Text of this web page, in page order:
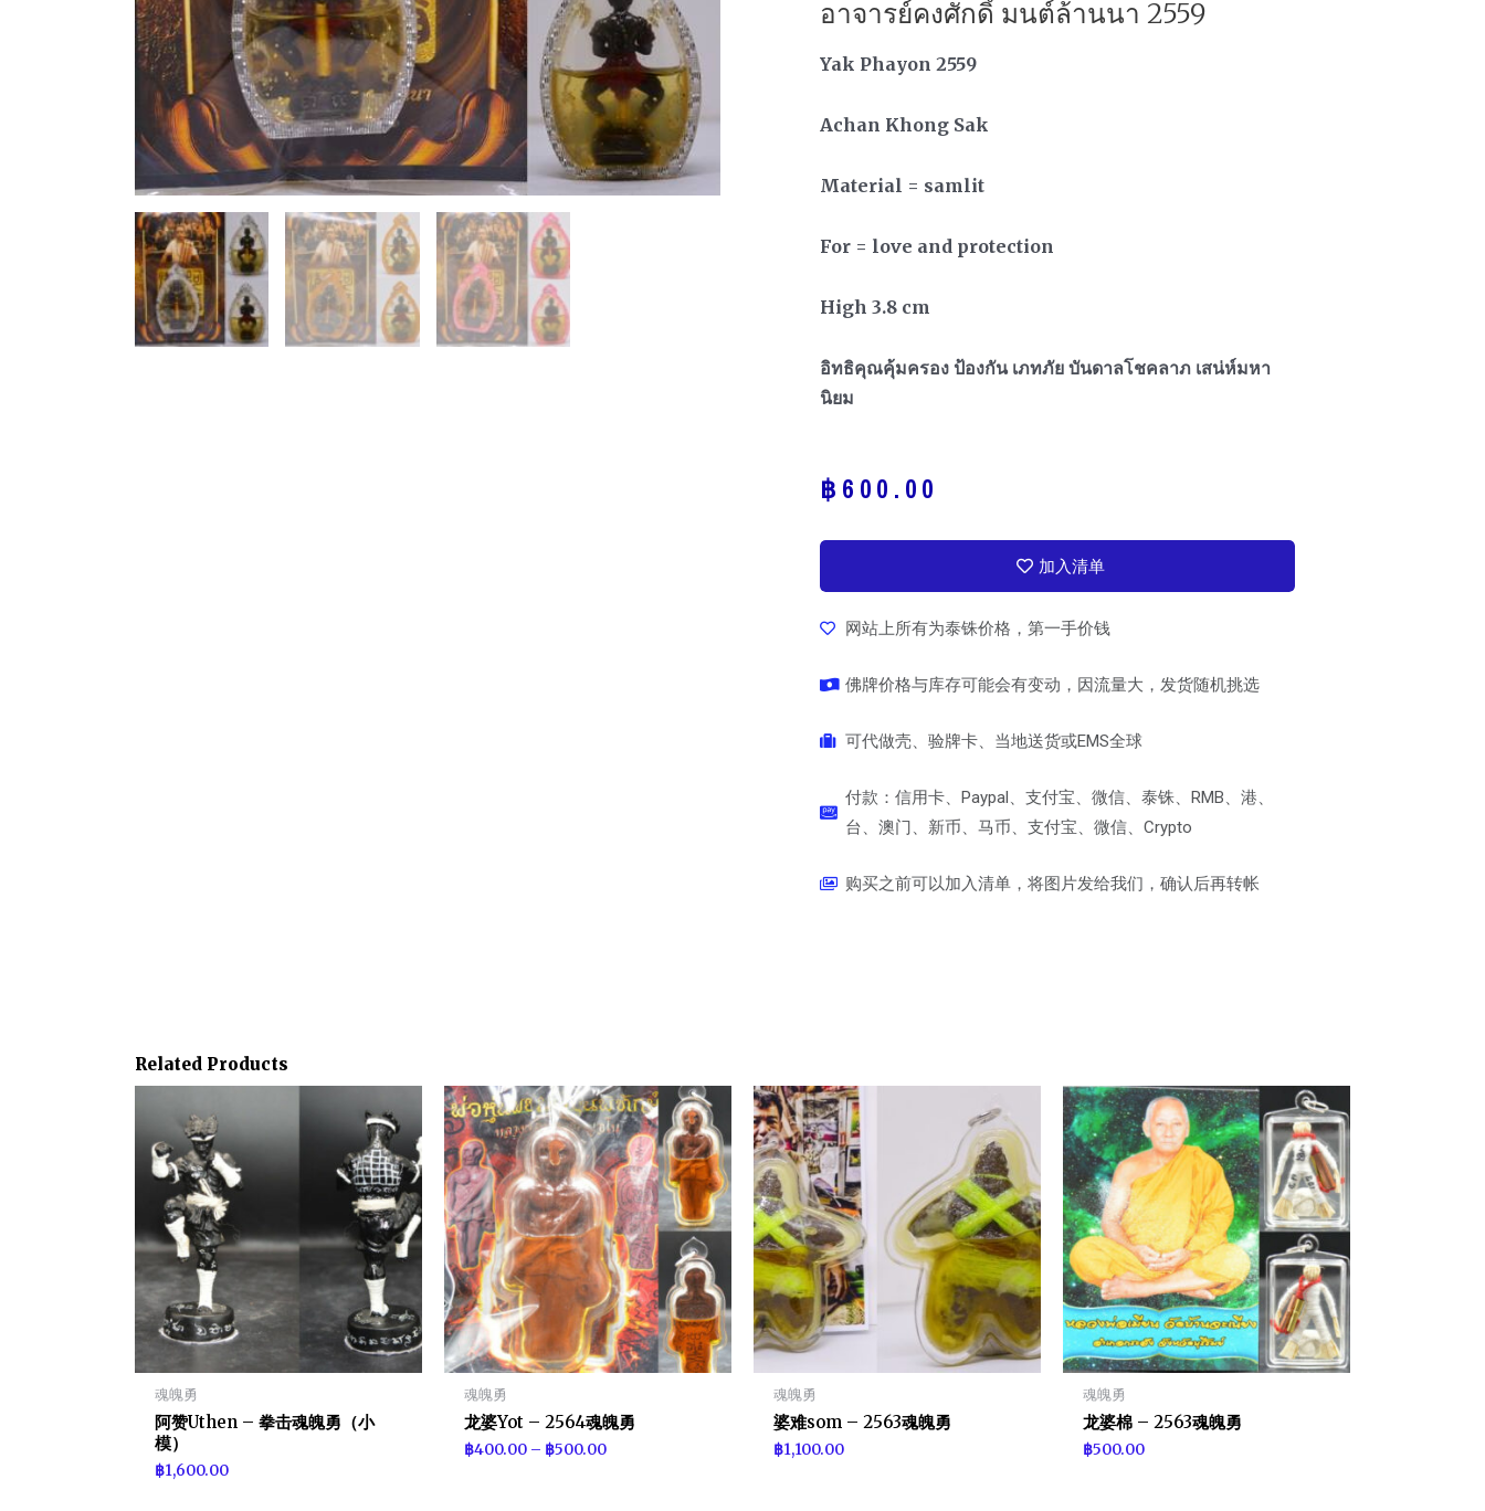
อาจารย์คงศักดิ์ มนต์ล้านนา 2559
Yak Phayon 2559
Achan Khong Sak
Material = samlit
For = love and protection
High 3.8 cm
อิทธิคุณคุ้มครอง ป้องกัน เภทภัย บันดาลโชคลาภ เสน่ห์มหา
นิยม
฿ 600.00
加入清单
网站上所有为泰铢价格，第一手价钱
佛牌价格与库存可能会有变动，因流量大，发货随机挑选
可代做壳、验牌卡、当地送货或EMS全球
付款：信用卡、Paypal、支付宝、微信、泰铢、RMB、港、
台、澳门、新币、马币、支付宝、微信、Crypto
购买之前可以加入清单，将图片发给我们，确认后再转帐
Related Products
魂魄勇
阿赞Uthen – 拳击魂魄勇（小
模）
฿1,600.00
魂魄勇
龙婆Yot – 2564魂魄勇
฿400.00 – ฿500.00
魂魄勇
婆难som – 2563魂魄勇
฿1,100.00
魂魄勇
龙婆棉 – 2563魂魄勇
฿500.00